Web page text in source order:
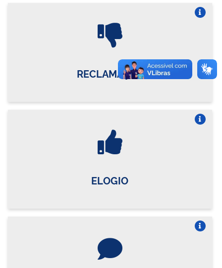
RECLAMAÇÃO
ELOGIO